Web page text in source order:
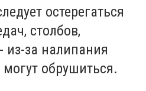
остерегаться
столбов,
за налипания
обрушиться.